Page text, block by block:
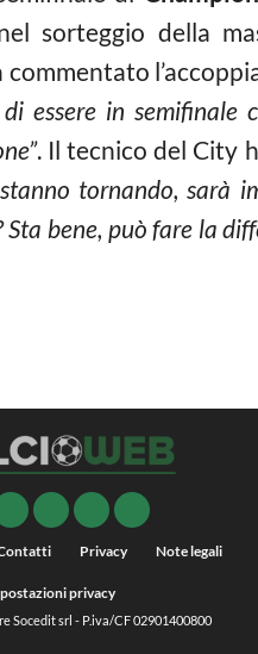
sorteggio della
essere in semifinale
. Il tecnico del City
tornando, sarà
bene, può fare la
Privacy Note legali
privacy
Socedit srl - P.iva/CF 02901400800